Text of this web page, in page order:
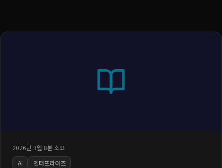
2026년 3월·8분 소요
AI
엔터프라이즈